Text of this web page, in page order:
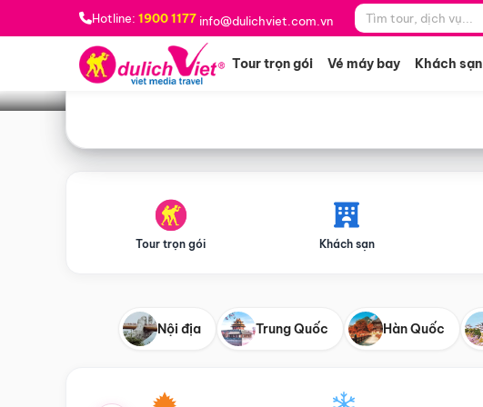
Hotline: 1900 1177 info@dulichviet.com.vn
Tour trọn gói Vé máy bay Khách sạn
Bạn muốn đi đâu? *
Tour trọn gói Khách sạn
Nội địa Trung Quốc Hàn Quốc